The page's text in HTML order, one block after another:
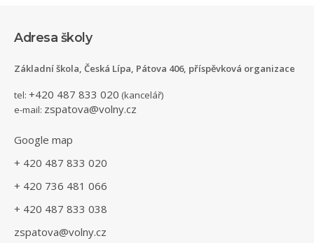
Adresa školy
Základní škola, Česká Lípa, Pátova 406, příspěvková organizace
tel: +420 487 833 020 (kancelář)
e-mail: zspatova@volny.cz
Google map
+ 420 487 833 020
+ 420 736 481 066
+ 420 487 833 038
zspatova@volny.cz